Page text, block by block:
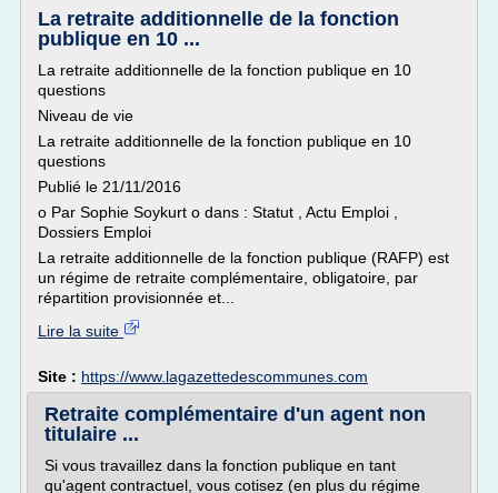
La retraite additionnelle de la fonction
publique en 10 ...
La retraite additionnelle de la fonction publique en 10
questions
Niveau de vie
La retraite additionnelle de la fonction publique en 10
questions
Publié le 21/11/2016
o Par Sophie Soykurt o dans : Statut , Actu Emploi ,
Dossiers Emploi
La retraite additionnelle de la fonction publique (RAFP) est
un régime de retraite complémentaire, obligatoire, par
répartition provisionnée et...
Lire la suite
Site : https://www.lagazettedescommunes.com
Retraite complémentaire d'un agent non
titulaire ...
Si vous travaillez dans la fonction publique en tant
qu'agent contractuel, vous cotisez (en plus du régime